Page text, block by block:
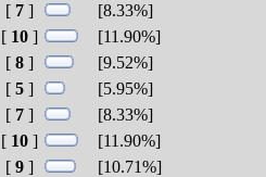
[ 7]
[8.33%]
[ 10]
[11.90%]
[ 8]
[9.52%]
[ 5]
[5.95%]
[ 7]
[8.33%]
[ 10]
[11.90%]
[ 9]
[10.71%]